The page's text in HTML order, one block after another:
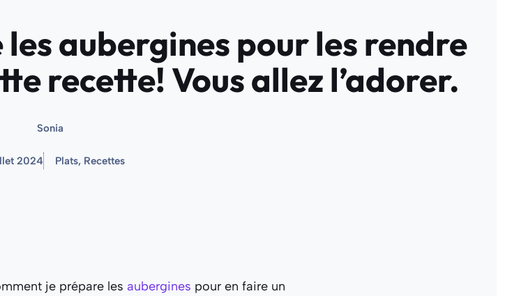
aubergines pour les rendre
recette! Vous allez l’adorer.
Sonia
2024 Plats, Recettes
je prépare les aubergines pour en faire un